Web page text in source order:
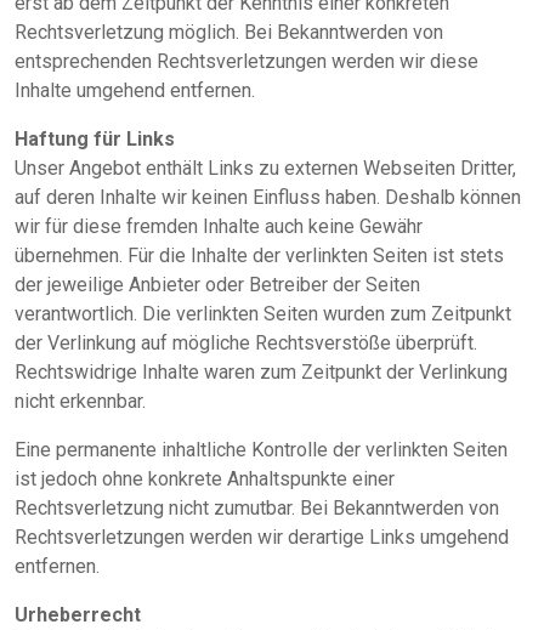
Rechtsverletzung möglich. Bei Bekanntwerden von
entsprechenden Rechtsverletzungen werden wir diese
Inhalte umgehend entfernen.
Haftung für Links
Unser Angebot enthält Links zu externen Webseiten Dritter,
auf deren Inhalte wir keinen Einfluss haben. Deshalb können
wir für diese fremden Inhalte auch keine Gewähr
übernehmen. Für die Inhalte der verlinkten Seiten ist stets
der jeweilige Anbieter oder Betreiber der Seiten
verantwortlich. Die verlinkten Seiten wurden zum Zeitpunkt
der Verlinkung auf mögliche Rechtsverstöße überprüft.
Rechtswidrige Inhalte waren zum Zeitpunkt der Verlinkung
nicht erkennbar.
Eine permanente inhaltliche Kontrolle der verlinkten Seiten
ist jedoch ohne konkrete Anhaltspunkte einer
Rechtsverletzung nicht zumutbar. Bei Bekanntwerden von
Rechtsverletzungen werden wir derartige Links umgehend
entfernen.
Urheberrecht